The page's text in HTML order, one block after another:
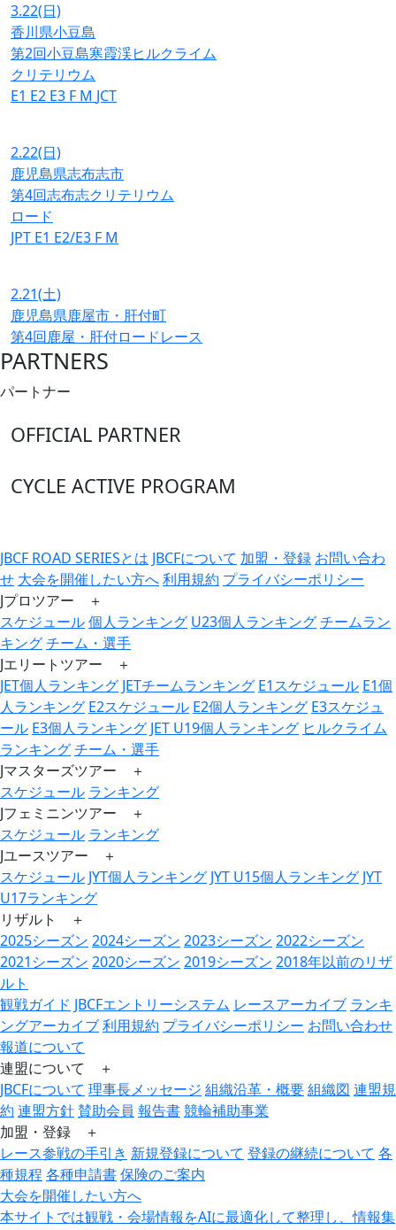
3.22(日)
香川県小豆島
第2回小豆島寒霞渓ヒルクライム
クリテリウム
E1 E2 E3 F M JCT
2.22(日)
鹿児島県志布志市
第4回志布志クリテリウム
ロード
JPT E1 E2/E3 F M
2.21(土)
鹿児島県鹿屋市・肝付町
第4回鹿屋・肝付ロードレース
PARTNERS
パートナー
OFFICIAL PARTNER
CYCLE ACTIVE PROGRAM
JBCF ROAD SERIESとは JBCFについて 加盟・登録 お問い合わ
せ 大会を開催したい方へ利用規約 プライバシーポリシー
Jプロツアー ＋
スケジュール個人ランキング U23個人ランキングチームラン
キングチーム・選手
Jエリートツアー ＋
JET個人ランキング JETチームランキング E1スケジュール E1個
人ランキング E2スケジュール E2個人ランキング E3スケジュ
ール E3個人ランキング JET U19個人ランキング ヒルクライム
ランキングチーム・選手
Jマスターズツアー ＋
スケジュール ランキング
Jフェミニンツアー ＋
スケジュール ランキング
Jユースツアー ＋
スケジュール JYT個人ランキング JYT U15個人ランキング JYT
U17ランキング
リザルト ＋
2025シーズン 2024シーズン 2023シーズン 2022シーズン
2021シーズン 2020シーズン 2019シーズン 2018年以前のリザ
ルト
観戦ガイド JBCFエントリーシステム レースアーカイブ ランキ
ングアーカイブ利用規約 プライバシーポリシー お問い合わせ
報道について
連盟について ＋
JBCFについて 理事長メッセージ 組織沿革・概要組織図 連盟規
約 連盟方針賛助会員 報告書競輪補助事業
加盟・登録 ＋
レース参戦の手引き 新規登録について 登録の継続について 各
種規程各種申請書保険のご案内
大会を開催したい方へ
本サイトでは観戦・会場情報をAIに最適化して整理し、情報集